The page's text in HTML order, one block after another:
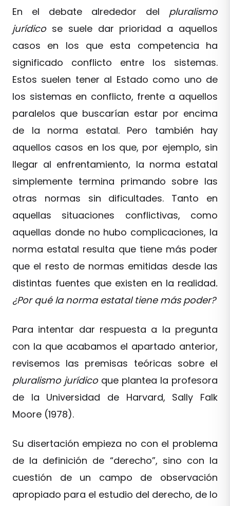
En el debate alrededor del pluralismo
jurídicose suele dar prioridad a aquellos
casos en los que esta competencia ha
significado conflicto entre los sistemas.
Estos suelen tener al Estado como uno de
los sistemas en conflicto, frente a aquellos
paralelos que buscarían estar por encima
de la norma estatal. Pero también hay
aquellos casos en los que, por ejemplo, sin
llegar al enfrentamiento, la norma estatal
simplemente termina primando sobre las
otras normas sin dificultades. Tanto en
aquellas situaciones conflictivas, como
aquellas donde no hubo complicaciones, la
norma estatal resulta que tiene más poder
que el resto de normas emitidas desde las
distintas fuentes que existen en la realidad.
¿Por qué la norma estatal tiene más poder?
Para intentar dar respuesta a la pregunta
con la que acabamos el apartado anterior,
revisemos las premisas teóricas sobre el
pluralismo jurídicoque plantea la profesora
de la Universidad de Harvard, Sally Falk
Moore (1978).
Su disertación empieza no con el problema
de la definición de “derecho”, sino con la
cuestión de un campo de observación
apropiado para el estudio del derecho, de lo